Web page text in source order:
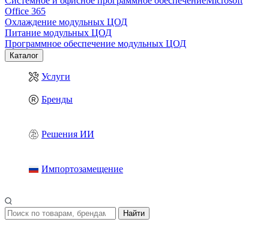
Office 365
Охлаждение модульных ЦОД
Питание модульных ЦОД
Программное обеспечение модульных ЦОД
Каталог
Услуги
Бренды
Решения ИИ
Импортозамещение
Найти